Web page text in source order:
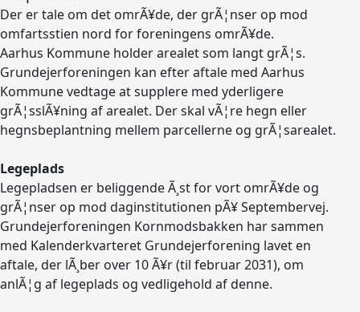
Der er tale om det omrÃ¥de, der grÃ¦nser op mod
omfartsstien nord for foreningens omrÃ¥de.
Aarhus Kommune holder arealet som langt grÃ¦s.
Grundejerforeningen kan efter aftale med Aarhus
Kommune vedtage at supplere med yderligere
grÃ¦sslÃ¥ning af arealet. Der skal vÃ¦re hegn eller
hegnsbeplantning mellem parcellerne og grÃ¦sarealet.
Legeplads
Legepladsen er beliggende Ã¸st for vort omrÃ¥de og
grÃ¦nser op mod daginstitutionen pÃ¥ Septembervej.
Grundejerforeningen Kornmodsbakken har sammen
med Kalenderkvarteret Grundejerforening lavet en
aftale, der lÃ¸ber over 10 Ã¥r (til februar 2031), om
anlÃ¦g af legeplads og vedligehold af denne.